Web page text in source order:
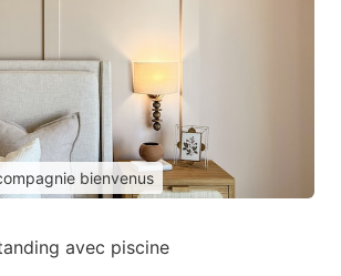
bienvenus
avec piscine